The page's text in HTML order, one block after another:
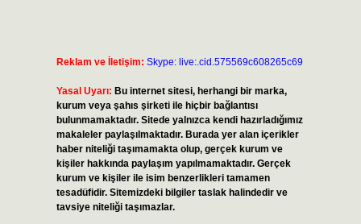
Reklam ve İletişim: Skype: live:.cid.575569c608265c69
Yasal Uyarı: Bu internet sitesi, herhangi bir marka,
kurum veya şahıs şirketi ile hiçbir bağlantısı
bulunmamaktadır. Sitede yalnızca kendi hazırladığımız
makaleler paylaşılmaktadır. Burada yer alan içerikler
haber niteliği taşımamakta olup, gerçek kurum ve
kişiler hakkında paylaşım yapılmamaktadır. Gerçek
kurum ve kişiler ile isim benzerlikleri tamamen
tesadüfidir. Sitemizdeki bilgiler taslak halindedir ve
tavsiye niteliği taşımazlar.